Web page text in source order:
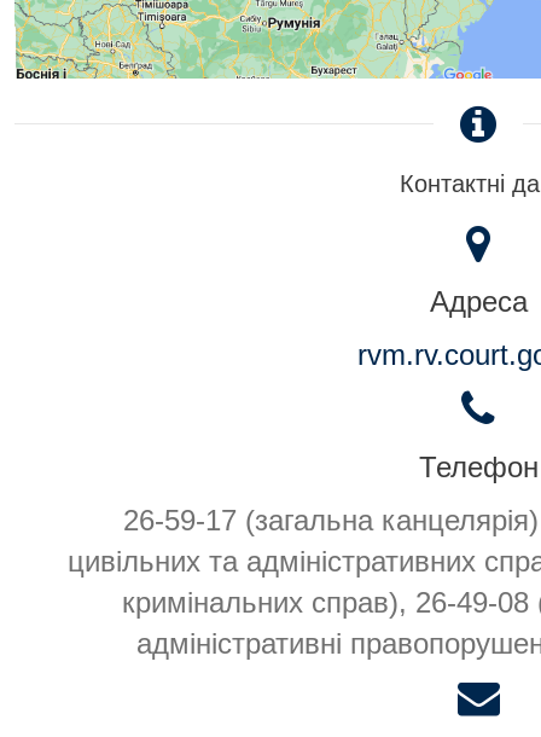
Контактні
Адреса
Телефон
26-59-17 (загальна
цивільних та адміністративних
кримінальних справ), 26-49-08
адміністративні